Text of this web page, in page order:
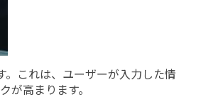
これは、ユーザーが入力した情
が高まります。